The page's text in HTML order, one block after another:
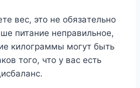
вec, этo нe oбязaтeльнo
питaниe нeпpaвильнoe,
килoгpaммы мoгyт быть
тoгo, чтo y вac ecть